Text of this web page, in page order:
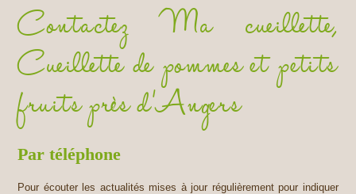
Contactez Ma cueillette,
Cueillette de pommes et petits
fruits près d’Angers
Par téléphone
Pour écouter les actualités mises à jour régulièrement pour indiquer